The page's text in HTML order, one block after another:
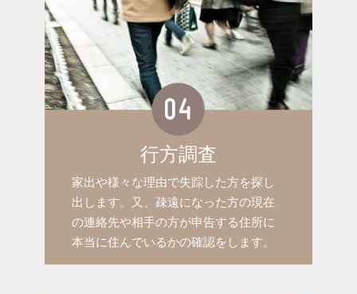
行方調査
家出や様々な理由で失踪した方を探し
出します。又、疎遠になった方の現在
の連絡先や相手の方が申告する住所に
本当に住んでいるかの確認をします。